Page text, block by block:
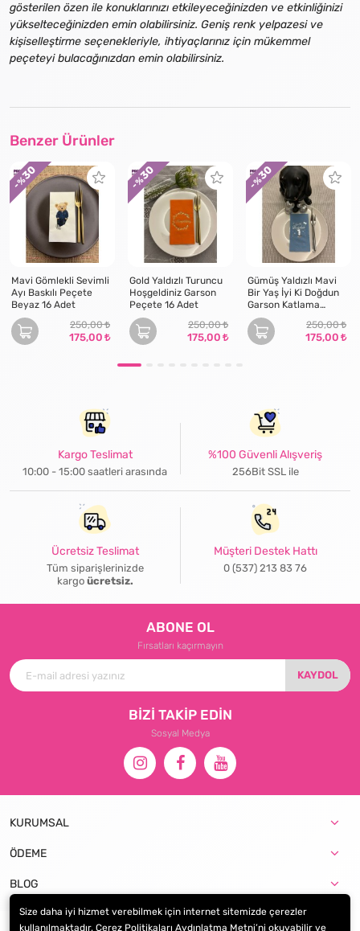
gösterilen özen ile konuklarınızı etkileyeceğinizden ve etkinliğinizi
yükselteceğinizden emin olabilirsiniz. Geniş renk yelpazesi ve
kişiselleştirme seçenekleriyle, ihtiyaçlarınız için mükemmel
peçeteyi bulacağınızdan emin olabilirsiniz.
Benzer Ürünler
Mavi Gömlekli Sevimli
Ayı Baskılı Peçete
Beyaz 16 Adet
250,00
175,00
- %
30
Gold Yaldızlı Turuncu
Hoşgeldiniz Garson
Peçete 16 Adet
250,00
175,00
- %
30
Gümüş Yaldızlı Mavi
Bir Yaş İyi Ki Doğdun
Garson Katlama
Peçete 16 Adet
250,00
175,00
- %
30
Kargo Teslimat
10:00 - 15:00 saatleri arasında
%100 Güvenli Alışveriş
256Bit SSL ile
Ücretsiz Teslimat
Tüm siparişlerinizde
kargo ücretsiz.
Müşteri Destek Hattı
0 (537) 213 83 76
ABONE OL
Fırsatları kaçırmayın
KAYDOL
BİZİ TAKİP EDİN
Sosyal Medya
KURUMSAL
ÖDEME
BLOG
Size daha iyi hizmet verebilmek için internet sitemizde çerezler
kullanılmaktadır. Çerez Politikaları Aydınlatma Metni’ni okuyabilir ve